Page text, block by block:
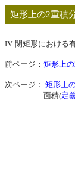
矩形上の2重
IV. 閉矩形における
前ページ： 矩形上
次ページ： 矩形上
面積(定